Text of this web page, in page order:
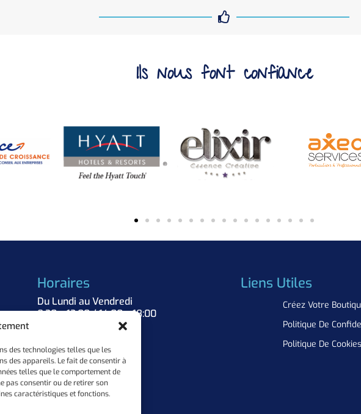
des technologies telles que les
des appareils. Le fait de consentir à
telles que le comportement de
pas consentir ou de retirer son
caractéristiques et fonctions.
Ils nous font confiance
Horaires
Du Lundi au Vendredi
8:30 – 12:00 / 14:00 – 18:00
Liens Utiles
Créez Votre
Politique De
Politique De